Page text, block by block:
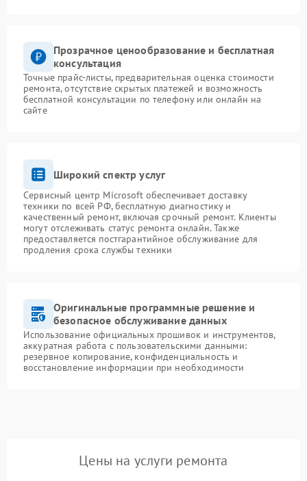
Прозрачное ценообразование и бесплатная
консультация
Точные прайс-листы, предварительная оценка стоимости
ремонта, отсутствие скрытых платежей и возможность
бесплатной консультации по телефону или онлайн на
сайте
Широкий спектр услуг
Сервисный центр Microsoft обеспечивает доставку
техники по всей РФ, бесплатную диагностику и
качественный ремонт, включая срочный ремонт. Клиенты
могут отслеживать статус ремонта онлайн. Также
предоставляется постгарантийное обслуживание для
продления срока службы техники
Оригинальные программные решение и
безопасное обслуживание данных
Использование официальных прошивок и инструментов,
аккуратная работа с пользовательскими данными:
резервное копирование, конфиденциальность и
восстановление информации при необходимости
Цены на услуги ремонта